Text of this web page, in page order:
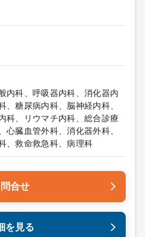
内科、呼吸器内科、消化器内
、糖尿病内科、脳神経内科、
科、リウマチ内科、総合診療
心臓血管外科、消化器外科、
、救命救急科、病理科
合せ
を見る